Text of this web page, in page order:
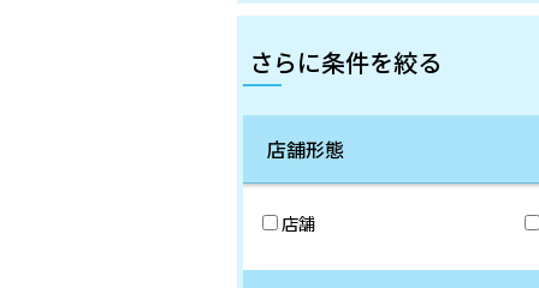
さらに条件を絞る
店舗形態
店舗